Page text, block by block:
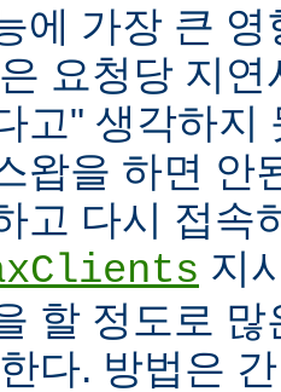
에 가장 큰
요청당 지
고" 생각하지
왑을 하면 안
고 다시 접속
지
할 정도로
다. 방법은